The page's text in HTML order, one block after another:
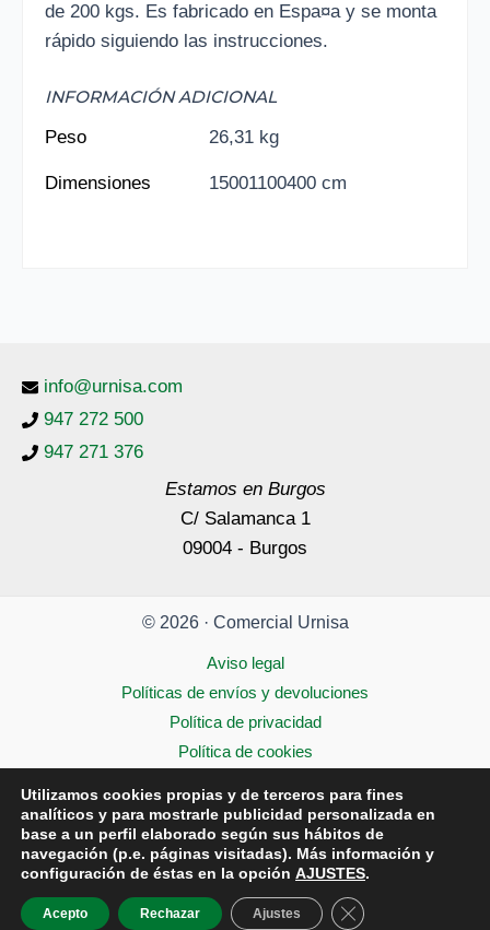
de 200 kgs. Es fabricado en Espa¤a y se monta
rápido siguiendo las instrucciones.
INFORMACIÓN ADICIONAL
Peso
26,31 kg
Dimensiones 15001100400 cm
info@urnisa.com
947 272 500
947 271 376
Estamos en Burgos
C/ Salamanca 1
09004 - Burgos
© 2026 · Comercial Urnisa
Aviso legal
Políticas de envíos y devoluciones
Política de privacidad
Política de cookies
Utilizamos cookies propias y de terceros para fines
analíticos y para mostrarle publicidad personalizada en
base a un perfil elaborado según sus hábitos de
navegación (p.e. páginas visitadas). Más información y
configuración de éstas en la opción AJUSTES.
Acepto Rechazar Ajustes Cerrar el banner de